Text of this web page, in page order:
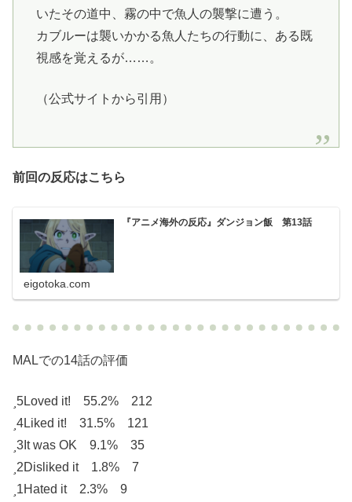
いたその道中、霧の中で魚人の襲撃に遭う。
カブルーは襲いかかる魚人たちの行動に、ある既
視感を覚えるが……。
（公式サイトから引用）
前回の反応はこちら
『アニメ海外の反応』ダンジョン飯 第13話
eigotoka.com
MALでの14話の評価
5Loved it! 55.2% 212
4Liked it! 31.5% 121
3 It was OK 9.1% 35
2Disliked it 1.8% 7
1Hated it 2.3% 9